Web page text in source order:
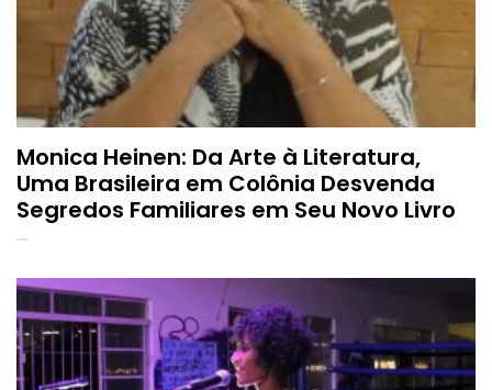
Monica Heinen: Da Arte à Literatura,
Uma Brasileira em Colônia Desvenda
Segredos Familiares em Seu Novo Livro